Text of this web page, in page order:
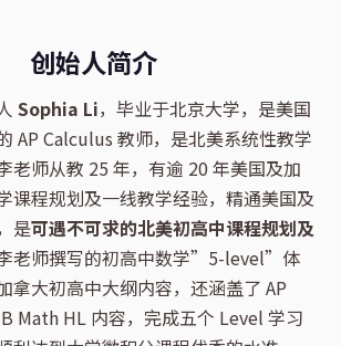
创始人简介
Sophia Li，毕业于北京大学，是美国
AP Calculus 教师，是北美系统性教学
老师从教 25 年，有逾 20 年美国及加
课程规划及一线教学经验，精通美国及
是可遇不可求的北美初高中课程规划及
老师撰写的初高中数学”5-level”体
拿大初高中大纲内容，还涵盖了 AP
Math HL 内容，完成五个 Level 学习